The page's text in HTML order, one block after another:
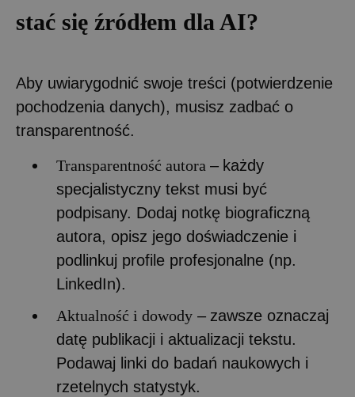
stać się źródłem dla AI?
Aby uwiarygodnić swoje treści (potwierdzenie
pochodzenia danych), musisz zadbać o
transparentność.
Transparentność autora – każdy
specjalistyczny tekst musi być
podpisany. Dodaj notkę biograficzną
autora, opisz jego doświadczenie i
podlinkuj profile profesjonalne (np.
LinkedIn).
Aktualność i dowody – zawsze oznaczaj
datę publikacji i aktualizacji tekstu.
Podawaj linki do badań naukowych i
rzetelnych statystyk.